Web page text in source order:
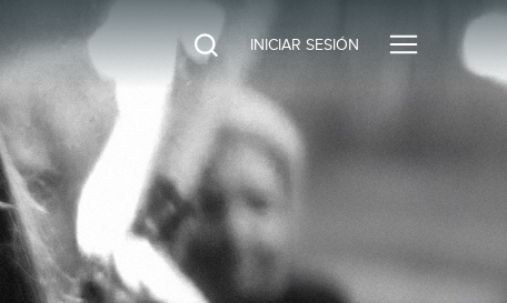
INICIAR SESIÓN